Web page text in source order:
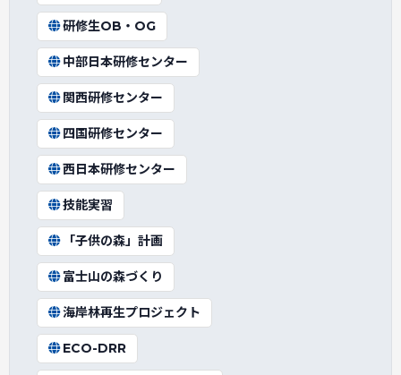
研修生OB・OG
中部日本研修センター
関西研修センター
四国研修センター
西日本研修センター
技能実習
「子供の森」計画
富士山の森づくり
海岸林再生プロジェクト
ECO-DRR